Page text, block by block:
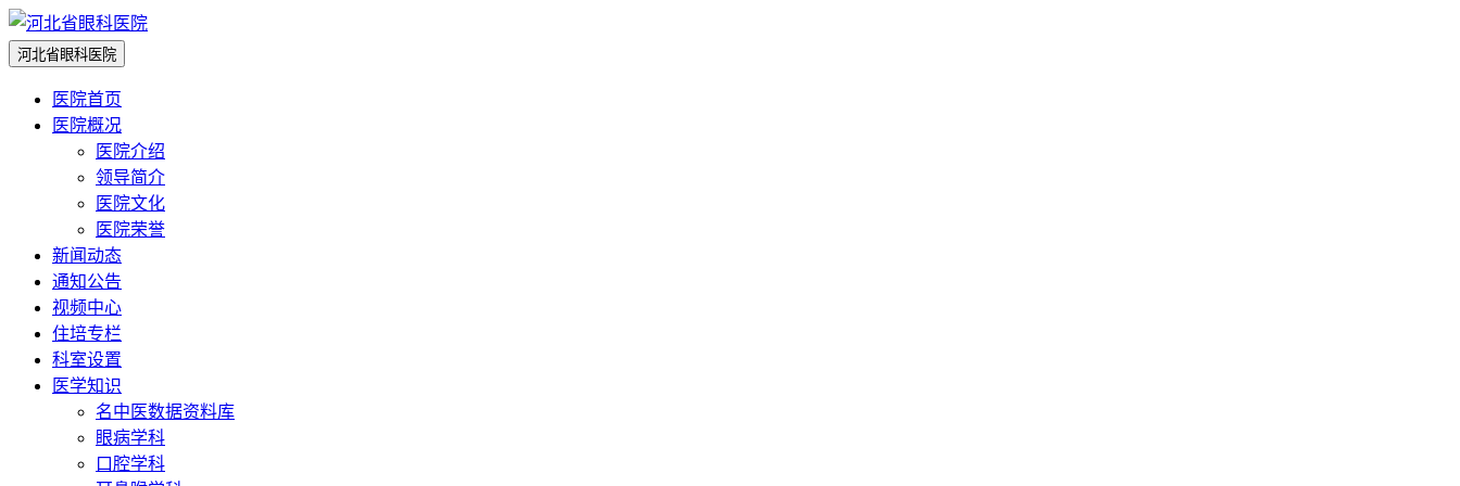
河北省眼科医院
医院首页
医院概况
医院介绍
领导简介
医院文化
医院荣誉
新闻动态
通知公告
视频中心
住培专栏
科室设置
医学知识
名中医数据资料库
眼病学科
口腔学科